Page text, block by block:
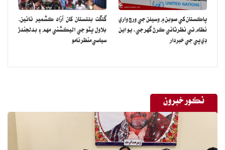
پاڪستان کي صوبن ۾ وسيلن جي ورڇ واري
نظام تي نظرثاني ڪرڻ گهرجي: يو اين
ڊي پي جي خبردار
گلگت بلتستان کان آزاد ڪشمير تائين،
بلاول ڀٽو جي اليڪشني مهم ۽ بدلجندڙ
سياسي منظرنامو
نڪور خبرون